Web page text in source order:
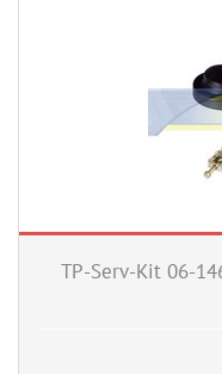
TP-Serv-Kit 06-